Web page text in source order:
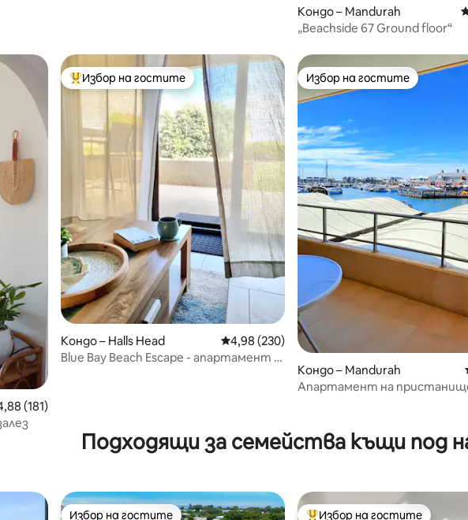
Кондо – Mandurah
„Beachside 67 Ground floor“
оценка: 4,88 от 5, 181 отзива
(181)
Най-популярен избор на гостите
Избор на гостите
Кондо – Halls Head Средна оценка: 4,98 от 5, 230 отзива
4,98 (230)
Blue Bay Beach Escape - апартамент с
Избор на гостите
Избор на гостите
Кондо – Mandurah
Апартамент на
Подходящи за семейства къщи под
Избор на гостите Избор на гостите